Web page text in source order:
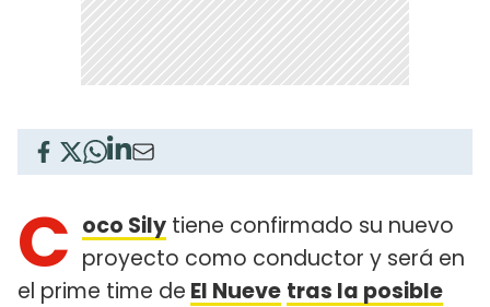
C oco Sily tiene confirmado su nuevo
proyecto como conductor y será en
el prime time de El Nueve tras la posible